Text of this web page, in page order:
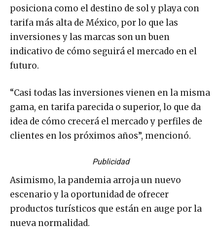
posiciona como el destino de sol y playa con
tarifa más alta de México, por lo que las
inversiones y las marcas son un buen
indicativo de cómo seguirá el mercado en el
futuro.
“Casi todas las inversiones vienen en la misma
gama, en tarifa parecida o superior, lo que da
idea de cómo crecerá el mercado y perfiles de
clientes en los próximos años”, mencionó.
Publicidad
Asimismo, la pandemia arroja un nuevo
escenario y la oportunidad de ofrecer
productos turísticos que están en auge por la
nueva normalidad.